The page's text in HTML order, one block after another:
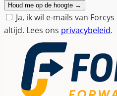
Houd me op de hoogte →
Ja, ik wil e-mails van
altijd. Lees ons privacybeleid.